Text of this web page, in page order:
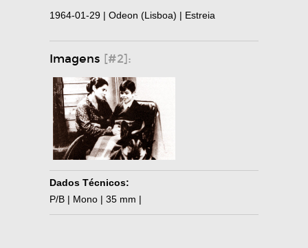
1964-01-29 | Odeon (Lisboa) | Estreia
Imagens [#2]:
Dados Técnicos:
P/B | Mono | 35 mm |